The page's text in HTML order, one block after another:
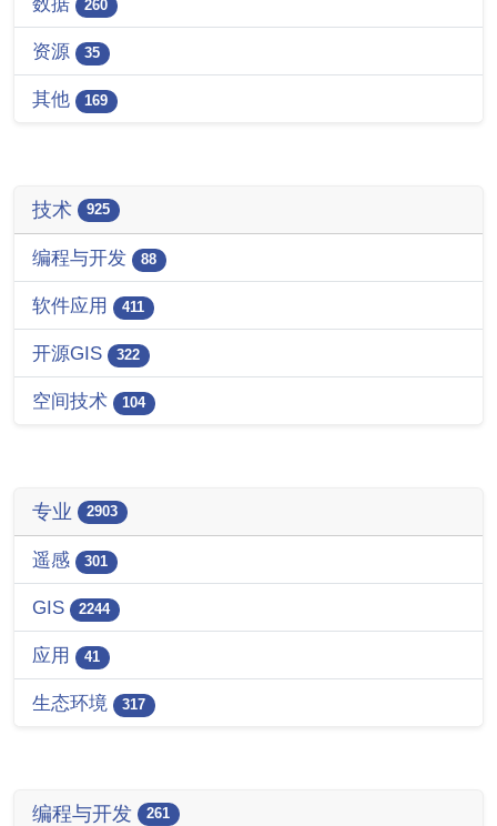
260
资源 35
其他 169
技术 925
编程与开发 88
软件应用 411
开源GIS 322
空间技术 104
专业 2903
遥感 301
GIS 2244
应用 41
生态环境 317
编程与开发 261